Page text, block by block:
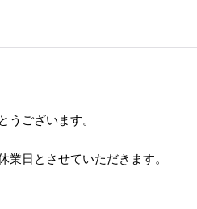
ございます。
日とさせていただきます。